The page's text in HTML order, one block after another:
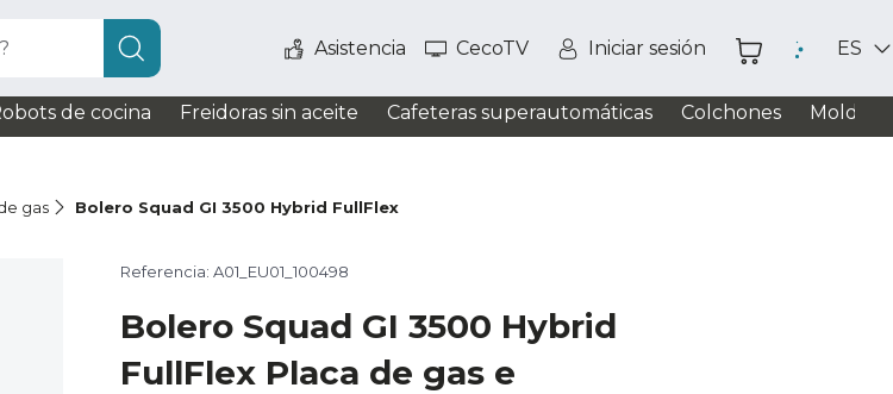
Asistencia CecoTV Iniciar sesión ES
de cocina Freidoras sin aceite Cafeteras superautomáticas Colchones
gas Bolero Squad GI 3500 Hybrid FullFlex
Referencia: A01_EU01_100498
Bolero Squad GI 3500 Hybrid
FullFlex Placa de gas e